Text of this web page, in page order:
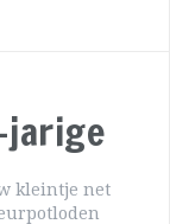
jarige
kleintje net